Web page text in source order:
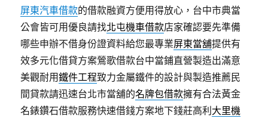
屏東汽車借款的借款融資方便用得放心，台中市典當
公會皆可用優良請找北屯機車借款店家確認要先準備
哪些申辦不借身份證資料給您最專業屏東當舖提供有
效多元化借貸方案鶯歌借款台中當鋪直營製造出滿意
美觀耐用鐵件工程致力金屬鐵件的設計與製造推薦民
間貸款請迅速台北市當舖的名牌包借款擁有合法黃金
名錶鑽石借款服務快速借錢方案地下錢莊高利大里機